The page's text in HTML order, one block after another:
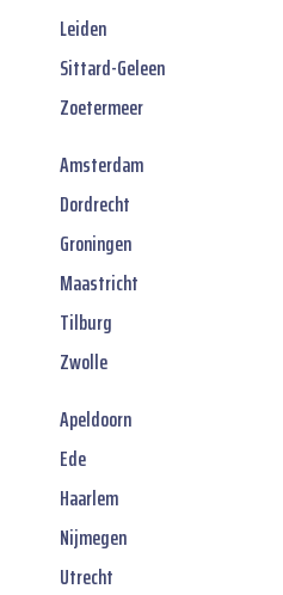
Leiden
Sittard-Geleen
Zoetermeer
Amsterdam
Dordrecht
Groningen
Maastricht
Tilburg
Zwolle
Apeldoorn
Ede
Haarlem
Nijmegen
Utrecht